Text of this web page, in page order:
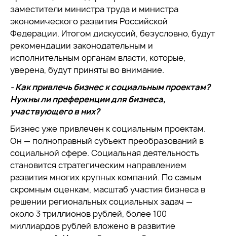
заместители министра труда и министра
экономического развития Российской
Федерации. Итогом дискуссий, безусловно, будут
рекомендации законодательным и
исполнительным органам власти, которые,
уверена, будут приняты во внимание.
- Как привлечь бизнес к социальным проектам?
Нужны ли преференции для бизнеса,
участвующего в них?
Бизнес уже привлечен к социальным проектам.
Он — полноправный субъект преобразований в
социальной сфере. Социальная деятельность
становится стратегическим направлением
развития многих крупных компаний. По самым
скромным оценкам, масштаб участия бизнеса в
решении региональных социальных задач —
около 3 триллионов рублей, более 100
миллиардов рублей вложено в развитие